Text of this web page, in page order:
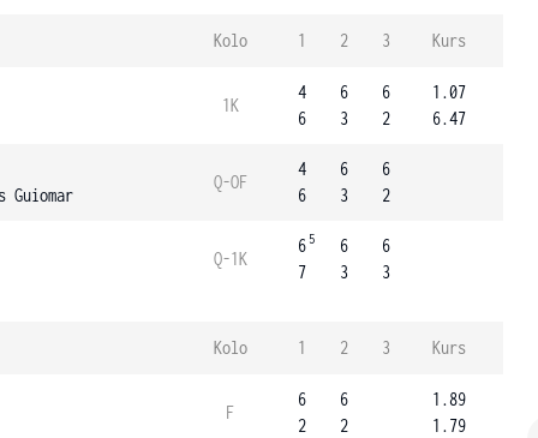
Kolo 1 2 3 Kurs
1K
4
6
6
3
6
2
1.07
6.47
Guiomar
Q-OF
4
6
6
3
6
2
Q-1K
6 5
7
6
3
6
3
Kolo 1 2 3 Kurs
F
6
2
6
2
1.89
1.79